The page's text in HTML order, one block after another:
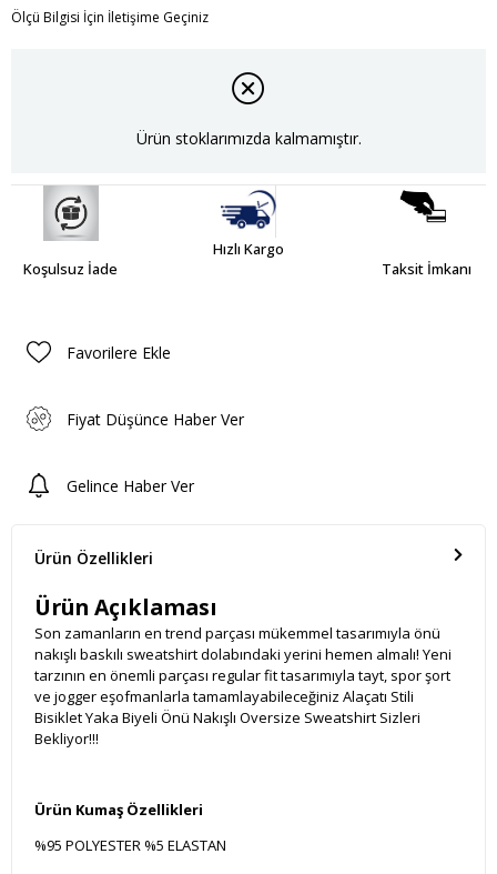
Ölçü Bilgisi İçin İletişime Geçiniz
Ürün stoklarımızda kalmamıştır.
Koşulsuz İade
Hızlı Kargo
Taksit İmkanı
Favorilere Ekle
Fiyat Düşünce Haber Ver
Gelince Haber Ver
Ürün Özellikleri
Ürün Açıklaması
Son zamanların en trend parçası mükemmel tasarımıyla önü
nakışlı baskılı sweatshirt dolabındaki yerini hemen almalı! Yeni
tarzının en önemli parçası regular fit tasarımıyla tayt, spor şort
ve jogger eşofmanlarla tamamlayabileceğiniz Alaçatı Stili
Bisiklet Yaka Biyeli Önü Nakışlı Oversize Sweatshirt Sizleri
Bekliyor!!!
Ürün Kumaş Özellikleri
%95 POLYESTER %5 ELASTAN